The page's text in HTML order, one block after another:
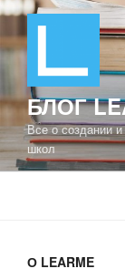
Перейти
содержимому
БЛОГ
Все о создании
школ
О LEARME